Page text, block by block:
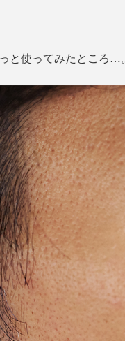
と使ってみたところ…。